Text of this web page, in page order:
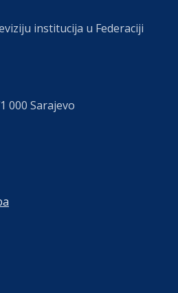
institucija u Federaciji
000 Sarajevo